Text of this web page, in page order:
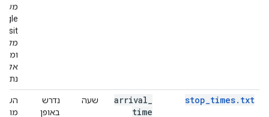
נתון
stop_times.txt
arrival
time
שעה
נדרש
באופן